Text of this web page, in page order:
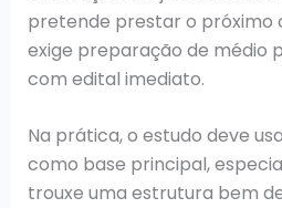
pretende prestar o próximo
exige preparação de médio
com edital imediato.
Na prática, o estudo deve
como base principal,
trouxe uma estrutura bem